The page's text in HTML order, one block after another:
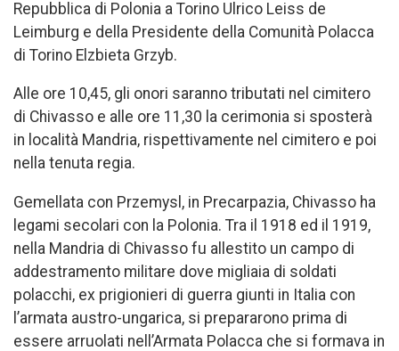
Repubblica di Polonia a Torino Ulrico Leiss de
Leimburg e della Presidente della Comunità Polacca
di Torino Elzbieta Grzyb.
Alle ore 10,45, gli onori saranno tributati nel cimitero
di Chivasso e alle ore 11,30 la cerimonia si sposterà
in località Mandria, rispettivamente nel cimitero e poi
nella tenuta regia.
Gemellata con Przemysl, in Precarpazia, Chivasso ha
legami secolari con la Polonia. Tra il 1918 ed il 1919,
nella Mandria di Chivasso fu allestito un campo di
addestramento militare dove migliaia di soldati
polacchi, ex prigionieri di guerra giunti in Italia con
l’armata austro-ungarica, si prepararono prima di
essere arruolati nell’Armata Polacca che si formava in